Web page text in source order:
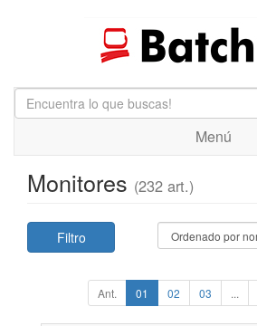
Menú
Monitores (232 art.)
Filtro
Ant. 01 02 03 ...